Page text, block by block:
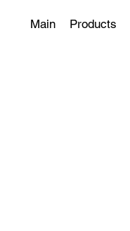
Main Products